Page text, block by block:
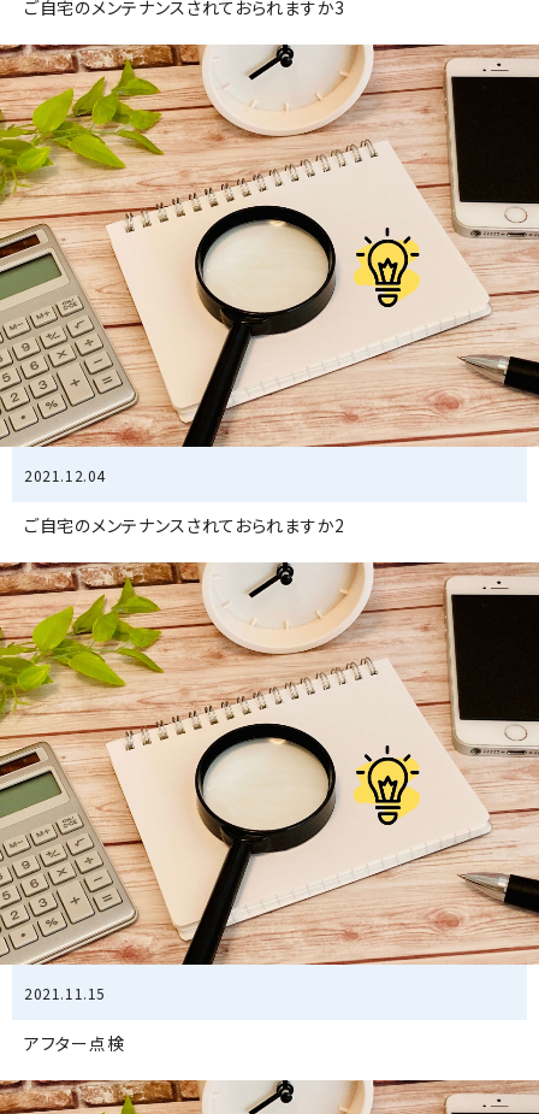
ご自宅のメンテナンスされておられますか3
2021.12.04
ご自宅のメンテナンスされておられますか2
2021.11.15
アフター点検